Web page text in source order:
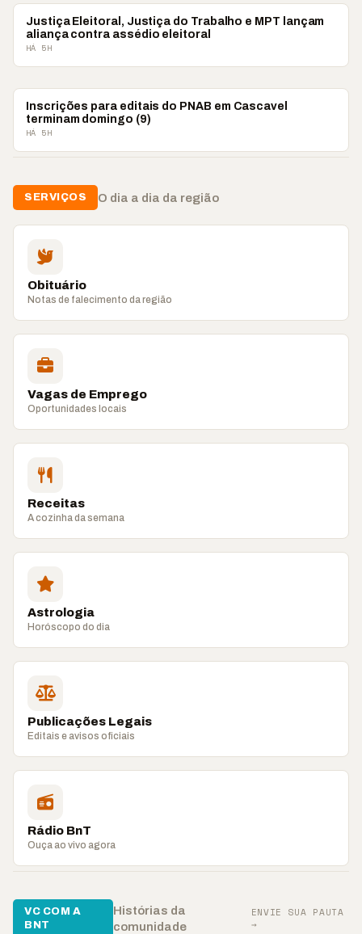
POLÍTICA
Justiça Eleitoral, Justiça do Trabalho e MPT lançam
aliança contra assédio eleitoral
HÁ 5H
POLÍTICA
Inscrições para editais do PNAB em Cascavel
terminam domingo (9)
HÁ 5H
SERVIÇOS O dia a dia da região
Obituário
Notas de falecimento da região
Vagas de Emprego
Oportunidades locais
Receitas
A cozinha da semana
Astrologia
Horóscopo do dia
Publicações Legais
Editais e avisos oficiais
Rádio BnT
Ouça ao vivo agora
VC COM A
BNT
Histórias da
comunidade
ENVIE SUA PAUTA
→